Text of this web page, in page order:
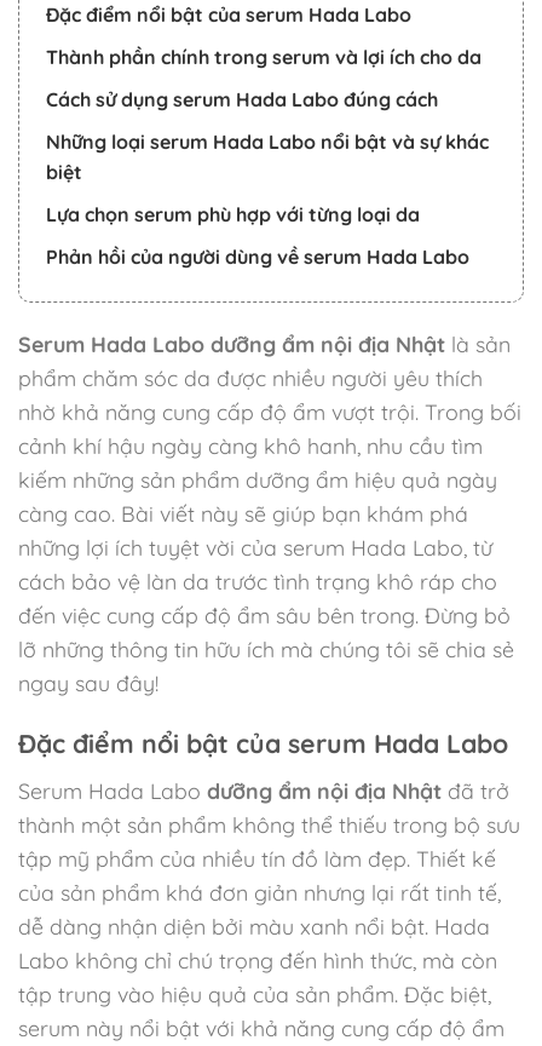
Đặc điểm nổi bật của serum Hada Labo
Thành phần chính trong serum và lợi ích cho da
Cách sử dụng serum Hada Labo đúng cách
Những loại serum Hada Labo nổi bật và sự khác
biệt
Lựa chọn serum phù hợp với từng loại da
Phản hồi của người dùng về serum Hada Labo
Serum Hada Labo dưỡng ẩm nội địa Nhật là sản
phẩm chăm sóc da được nhiều người yêu thích
nhờ khả năng cung cấp độ ẩm vượt trội. Trong bối
cảnh khí hậu ngày càng khô hanh, nhu cầu tìm
kiếm những sản phẩm dưỡng ẩm hiệu quả ngày
càng cao. Bài viết này sẽ giúp bạn khám phá
những lợi ích tuyệt vời của serum Hada Labo, từ
cách bảo vệ làn da trước tình trạng khô ráp cho
đến việc cung cấp độ ẩm sâu bên trong. Đừng bỏ
lỡ những thông tin hữu ích mà chúng tôi sẽ chia sẻ
ngay sau đây!
Đặc điểm nổi bật của serum Hada Labo
Serum Hada Labo dưỡng ẩm nội địa Nhật đã trở
thành một sản phẩm không thể thiếu trong bộ sưu
tập mỹ phẩm của nhiều tín đồ làm đẹp. Thiết kế
của sản phẩm khá đơn giản nhưng lại rất tinh tế,
dễ dàng nhận diện bởi màu xanh nổi bật. Hada
Labo không chỉ chú trọng đến hình thức, mà còn
tập trung vào hiệu quả của sản phẩm. Đặc biệt,
serum này nổi bật với khả năng cung cấp độ ẩm